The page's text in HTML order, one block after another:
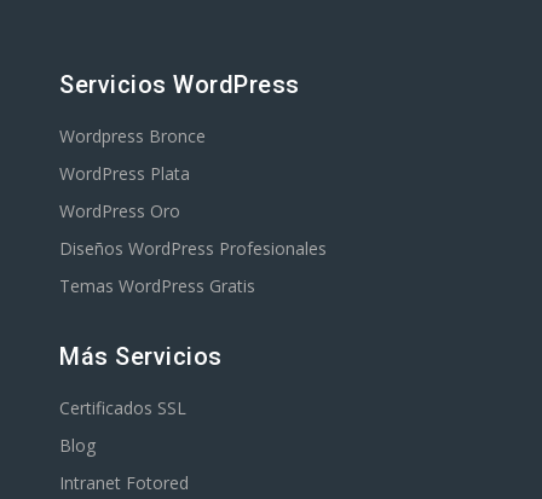
Servicios WordPress
Wordpress Bronce
WordPress Plata
WordPress Oro
Diseños WordPress Profesionales
Temas WordPress Gratis
Más Servicios
Certificados SSL
Blog
Intranet Fotored